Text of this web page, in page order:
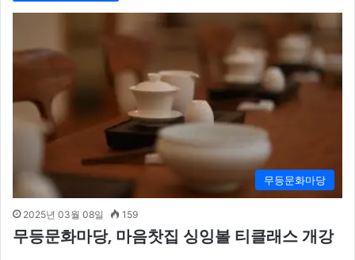
무등문화마당
2025년 03월 08일 159
무등문화마당, 마음찻집 싱잉볼 티클래스 개강